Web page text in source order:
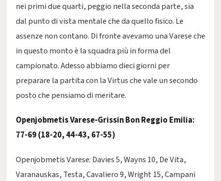
nei primi due quarti, peggio nella seconda parte, sia
dal punto di vista mentale che da quello fisico. Le
assenze non contano. Di fronte avevamo una Varese che
in questo monto è la squadra più in forma del
campionato. Adesso abbiamo dieci giorni per
preparare la partita con la Virtus che vale un secondo
posto che pensiamo di meritare.
Openjobmetis Varese-Grissin Bon Reggio Emilia:
77-69 (18-20, 44-43, 67-55)
Openjobmetis Varese: Davies 5, Wayns 10, De Vita,
Varanauskas, Testa, Cavaliero 9, Wright 15, Campani